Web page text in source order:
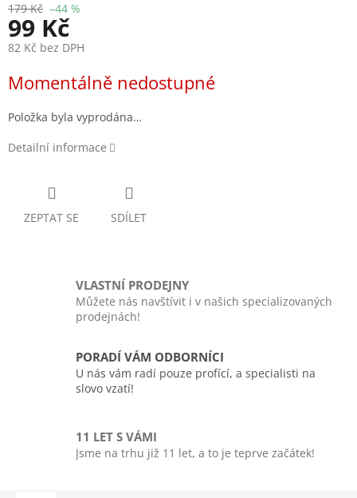
179 Kč –44 %
99 Kč
82 Kč bez DPH
cena:
Momentálně nedostupné
Položka byla vyprodána…
Detailní informace
ZEPTAT SE SDÍLET
VLASTNÍ PRODEJNY
Můžete nás navštívit i v našich specializovaných
prodejnách!
PORADÍ VÁM ODBORNÍCI
U nás vám radí pouze profící, a specialisti na
slovo vzatí!
11 LET S VÁMI
Jsme na trhu již 11 let, a to je teprve začátek!